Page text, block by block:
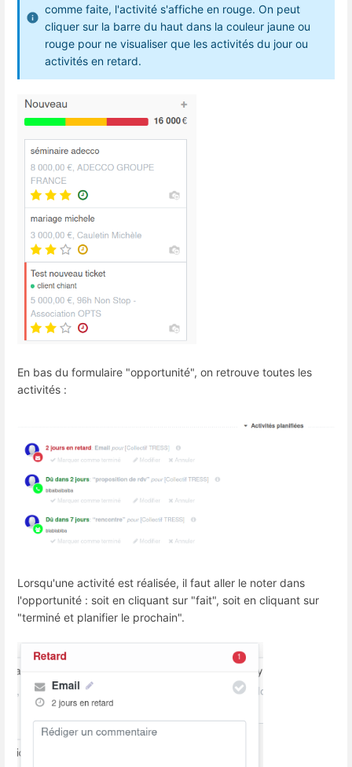
comme faite, l'activité s'affiche en rouge. On peut
cliquer sur la barre du haut dans la couleur jaune ou
rouge pour ne visualiser que les activités du jour ou
activités en retard.
En bas du formulaire "opportunité", on retrouve toutes les
activités :
Lorsqu'une activité est réalisée, il faut aller le noter dans
l'opportunité : soit en cliquant sur "fait", soit en cliquant sur
"terminé et planifier le prochain".